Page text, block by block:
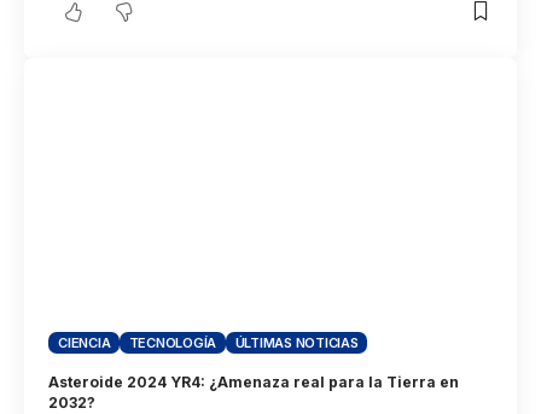
CIENCIA TECNOLOGÍA ÚLTIMAS NOTICIAS
Asteroide 2024 YR4: ¿Amenaza real para la Tierra en
2032?